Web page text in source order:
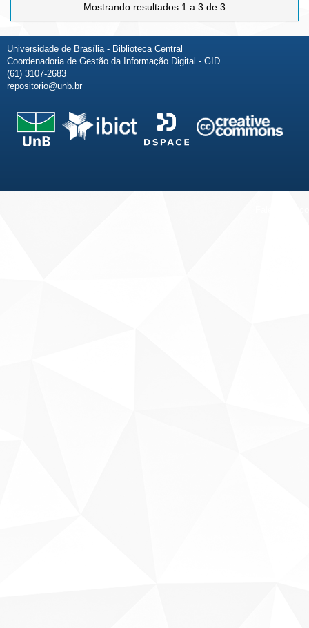
Mostrando resultados 1 a 3 de 3
Universidade de Brasília - Biblioteca Central
Coordenadoria de Gestão da Informação Digital - GID
(61) 3107-2683
repositorio@unb.br